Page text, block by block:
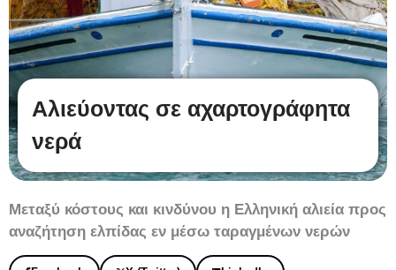
Αλιεύοντας σε αχαρτογράφητα
νερά
Μεταξύ κόστους και κινδύνου η Ελληνική αλιεία προς
αναζήτηση ελπίδας εν μέσω ταραγμένων νερών